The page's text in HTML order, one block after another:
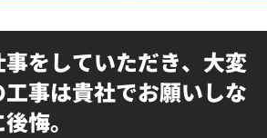
をしていただき、大変
事は貴社でお願いしな
悔。